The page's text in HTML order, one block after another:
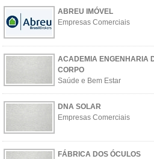
ABREU IMÓVEL
Empresas Comerciais
ACADEMIA ENGENHARIA
CORPO
Saúde e Bem Estar
DNA SOLAR
Empresas Comerciais
FÁBRICA DOS ÓCULOS